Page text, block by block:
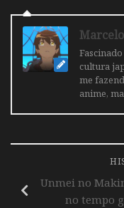
cultura
me
anime,
Unmei no
no tempo